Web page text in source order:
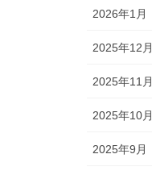
2026年1月
2025年12月
2025年11月
2025年10月
2025年9月